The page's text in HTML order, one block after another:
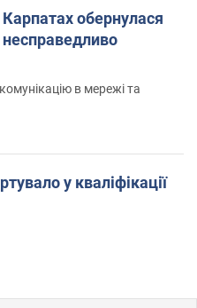
Карпатах обернулася
в мережі та
у кваліфікації